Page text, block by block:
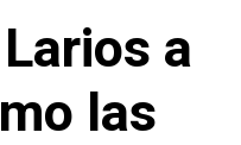
a
las